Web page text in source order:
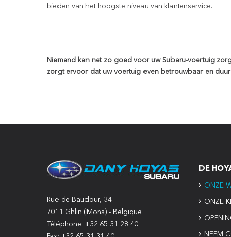
bieden van het hoogste niveau van klantenservice.
Niemand kan net zo goed voor uw Subaru-voertuig
zorgt ervoor dat uw voertuig even betrouwbaar en
Rue de Baudour, 34
7011 Ghlin (Mons) - Belgique
Téléphone: +32 65 31 28 40
DE
ONZE
ONZE
NEEM